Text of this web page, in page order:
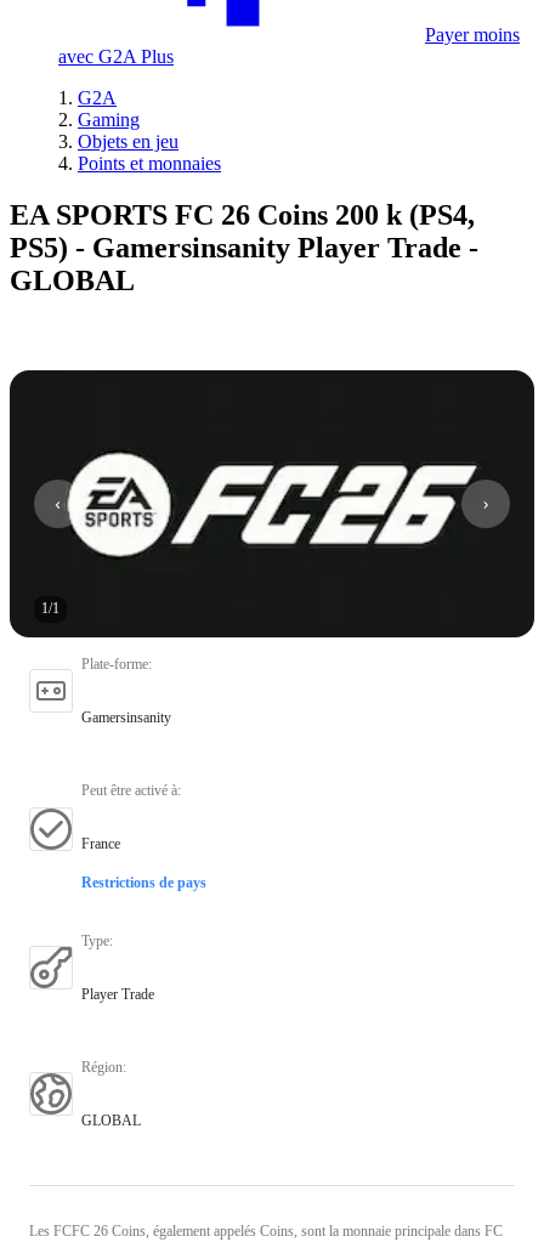
Payer moins
avec G2A Plus
G2A
Gaming
Objets en jeu
Points et monnaies
EA SPORTS FC 26 Coins 200 k (PS4,
PS5) - Gamersinsanity Player Trade -
GLOBAL
1/1
Plate-forme:
Gamersinsanity
Peut être activé à:
France
Restrictions de pays
Type:
Player Trade
Région:
GLOBAL
Les FCFC 26 Coins, également appelés Coins, sont la monnaie principale dans FC